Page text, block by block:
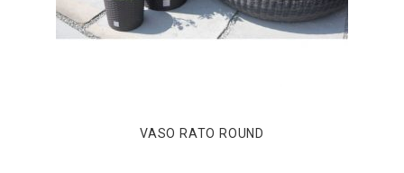
VASO RATO ROUND